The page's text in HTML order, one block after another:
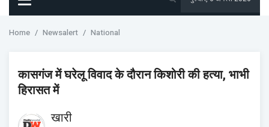
Home Newsalert National
कासगंज में घरेलू विवाद के दौरान किशोरी की हत्या, भाभी
हिरासत में
खारी